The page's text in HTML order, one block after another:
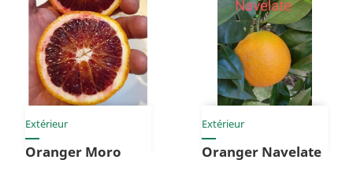
Extérieur
Oranger Moro
Extérieur
Oranger Navelate